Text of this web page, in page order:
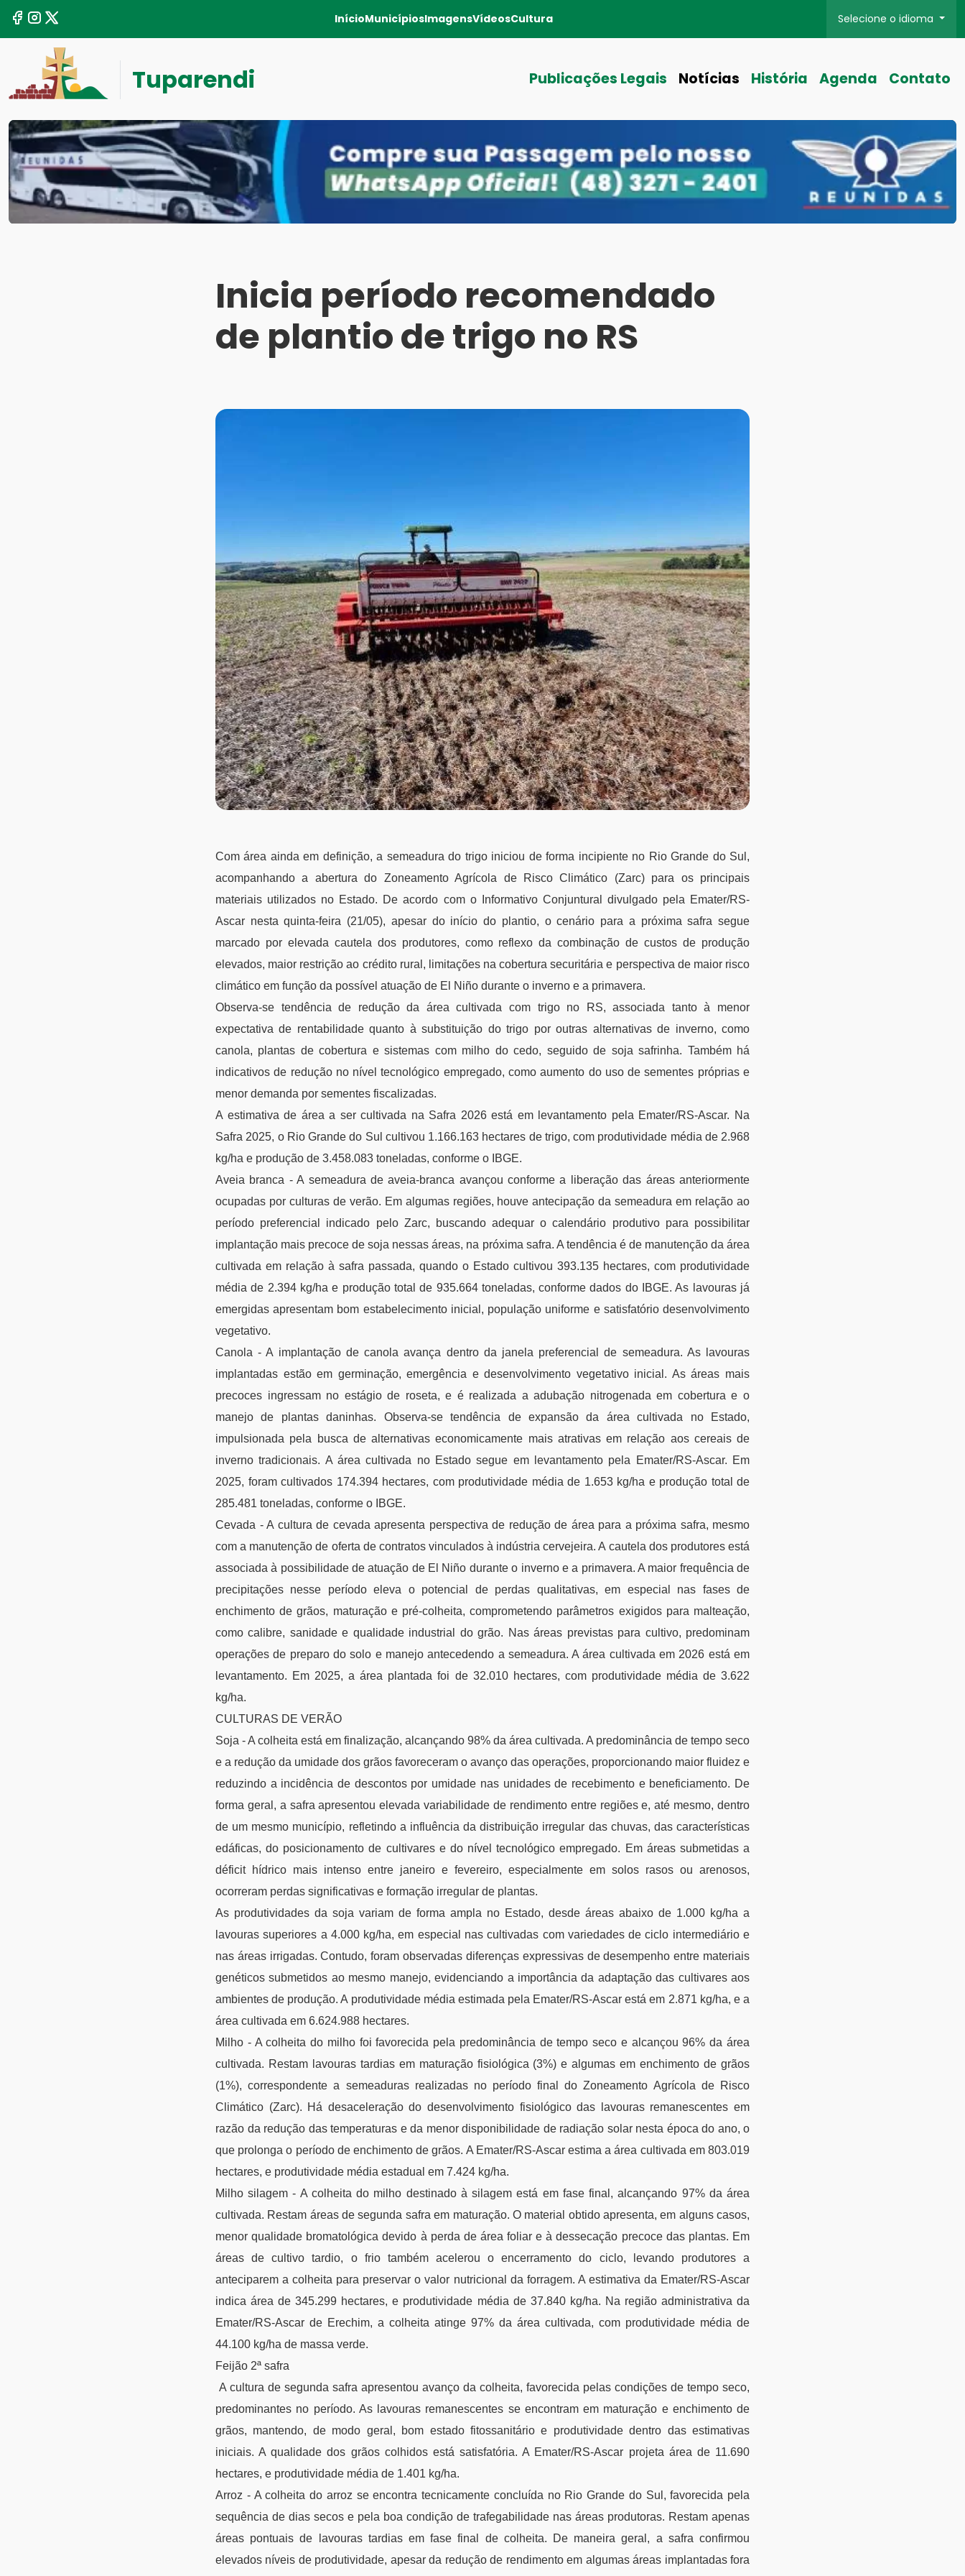
InícioMunicípiosImagensVídeosCultura Selecione o idioma
Tuparendi Publicações Legais Notícias História Agenda Contato
Inicia período recomendado
de plantio de trigo no RS
Com área ainda em definição, a semeadura do trigo iniciou de forma incipiente no Rio Grande do Sul,
acompanhando a abertura do Zoneamento Agrícola de Risco Climático (Zarc) para os principais
materiais utilizados no Estado. De acordo com o Informativo Conjuntural divulgado pela Emater/RS-
Ascar nesta quinta-feira (21/05), apesar do início do plantio, o cenário para a próxima safra segue
marcado por elevada cautela dos produtores, como reflexo da combinação de custos de produção
elevados, maior restrição ao crédito rural, limitações na cobertura securitária e perspectiva de maior risco
climático em função da possível atuação de El Niño durante o inverno e a primavera.
Observa-se tendência de redução da área cultivada com trigo no RS, associada tanto à menor
expectativa de rentabilidade quanto à substituição do trigo por outras alternativas de inverno, como
canola, plantas de cobertura e sistemas com milho do cedo, seguido de soja safrinha. Também há
indicativos de redução no nível tecnológico empregado, como aumento do uso de sementes próprias e
menor demanda por sementes fiscalizadas.
A estimativa de área a ser cultivada na Safra 2026 está em levantamento pela Emater/RS-Ascar. Na
Safra 2025, o Rio Grande do Sul cultivou 1.166.163 hectares de trigo, com produtividade média de 2.968
kg/ha e produção de 3.458.083 toneladas, conforme o IBGE.
Aveia branca - A semeadura de aveia-branca avançou conforme a liberação das áreas anteriormente
ocupadas por culturas de verão. Em algumas regiões, houve antecipação da semeadura em relação ao
período preferencial indicado pelo Zarc, buscando adequar o calendário produtivo para possibilitar
implantação mais precoce de soja nessas áreas, na próxima safra. A tendência é de manutenção da área
cultivada em relação à safra passada, quando o Estado cultivou 393.135 hectares, com produtividade
média de 2.394 kg/ha e produção total de 935.664 toneladas, conforme dados do IBGE. As lavouras já
emergidas apresentam bom estabelecimento inicial, população uniforme e satisfatório desenvolvimento
vegetativo.
Canola - A implantação de canola avança dentro da janela preferencial de semeadura. As lavouras
implantadas estão em germinação, emergência e desenvolvimento vegetativo inicial. As áreas mais
precoces ingressam no estágio de roseta, e é realizada a adubação nitrogenada em cobertura e o
manejo de plantas daninhas. Observa-se tendência de expansão da área cultivada no Estado,
impulsionada pela busca de alternativas economicamente mais atrativas em relação aos cereais de
inverno tradicionais. A área cultivada no Estado segue em levantamento pela Emater/RS-Ascar. Em
2025, foram cultivados 174.394 hectares, com produtividade média de 1.653 kg/ha e produção total de
285.481 toneladas, conforme o IBGE.
Cevada - A cultura de cevada apresenta perspectiva de redução de área para a próxima safra, mesmo
com a manutenção de oferta de contratos vinculados à indústria cervejeira. A cautela dos produtores está
associada à possibilidade de atuação de El Niño durante o inverno e a primavera. A maior frequência de
precipitações nesse período eleva o potencial de perdas qualitativas, em especial nas fases de
enchimento de grãos, maturação e pré-colheita, comprometendo parâmetros exigidos para malteação,
como calibre, sanidade e qualidade industrial do grão. Nas áreas previstas para cultivo, predominam
operações de preparo do solo e manejo antecedendo a semeadura. A área cultivada em 2026 está em
levantamento. Em 2025, a área plantada foi de 32.010 hectares, com produtividade média de 3.622
kg/ha.
CULTURAS DE VERÃO
Soja - A colheita está em finalização, alcançando 98% da área cultivada. A predominância de tempo seco
e a redução da umidade dos grãos favoreceram o avanço das operações, proporcionando maior fluidez e
reduzindo a incidência de descontos por umidade nas unidades de recebimento e beneficiamento. De
forma geral, a safra apresentou elevada variabilidade de rendimento entre regiões e, até mesmo, dentro
de um mesmo município, refletindo a influência da distribuição irregular das chuvas, das características
edáficas, do posicionamento de cultivares e do nível tecnológico empregado. Em áreas submetidas a
déficit hídrico mais intenso entre janeiro e fevereiro, especialmente em solos rasos ou arenosos,
ocorreram perdas significativas e formação irregular de plantas.
As produtividades da soja variam de forma ampla no Estado, desde áreas abaixo de 1.000 kg/ha a
lavouras superiores a 4.000 kg/ha, em especial nas cultivadas com variedades de ciclo intermediário e
nas áreas irrigadas. Contudo, foram observadas diferenças expressivas de desempenho entre materiais
genéticos submetidos ao mesmo manejo, evidenciando a importância da adaptação das cultivares aos
ambientes de produção. A produtividade média estimada pela Emater/RS-Ascar está em 2.871 kg/ha, e a
área cultivada em 6.624.988 hectares.
Milho - A colheita do milho foi favorecida pela predominância de tempo seco e alcançou 96% da área
cultivada. Restam lavouras tardias em maturação fisiológica (3%) e algumas em enchimento de grãos
(1%), correspondente a semeaduras realizadas no período final do Zoneamento Agrícola de Risco
Climático (Zarc). Há desaceleração do desenvolvimento fisiológico das lavouras remanescentes em
razão da redução das temperaturas e da menor disponibilidade de radiação solar nesta época do ano, o
que prolonga o período de enchimento de grãos. A Emater/RS-Ascar estima a área cultivada em 803.019
hectares, e produtividade média estadual em 7.424 kg/ha.
Milho silagem - A colheita do milho destinado à silagem está em fase final, alcançando 97% da área
cultivada. Restam áreas de segunda safra em maturação. O material obtido apresenta, em alguns casos,
menor qualidade bromatológica devido à perda de área foliar e à dessecação precoce das plantas. Em
áreas de cultivo tardio, o frio também acelerou o encerramento do ciclo, levando produtores a
anteciparem a colheita para preservar o valor nutricional da forragem. A estimativa da Emater/RS-Ascar
indica área de 345.299 hectares, e produtividade média de 37.840 kg/ha. Na região administrativa da
Emater/RS-Ascar de Erechim, a colheita atinge 97% da área cultivada, com produtividade média de
44.100 kg/ha de massa verde.
Feijão 2ª safra
A cultura de segunda safra apresentou avanço da colheita, favorecida pelas condições de tempo seco,
predominantes no período. As lavouras remanescentes se encontram em maturação e enchimento de
grãos, mantendo, de modo geral, bom estado fitossanitário e produtividade dentro das estimativas
iniciais. A qualidade dos grãos colhidos está satisfatória. A Emater/RS-Ascar projeta área de 11.690
hectares, e produtividade média de 1.401 kg/ha.
Arroz - A colheita do arroz se encontra tecnicamente concluída no Rio Grande do Sul, favorecida pela
sequência de dias secos e pela boa condição de trafegabilidade nas áreas produtoras. Restam apenas
áreas pontuais de lavouras tardias em fase final de colheita. De maneira geral, a safra confirmou
elevados níveis de produtividade, apesar da redução de rendimento em algumas áreas implantadas fora